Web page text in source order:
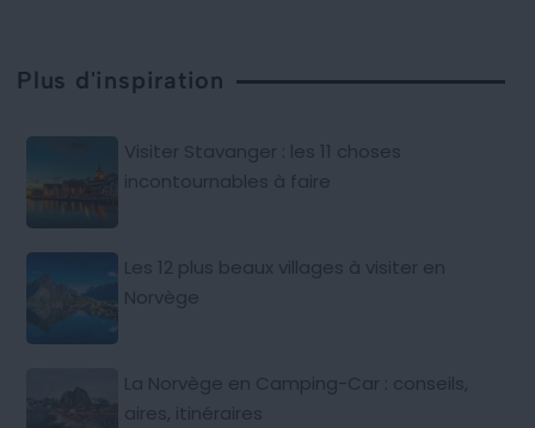
Plus d'inspiration
Visiter Stavanger : les 11 choses
incontournables à faire
Les 12 plus beaux villages à visiter en
Norvège
La Norvège en Camping-Car : conseils,
aires, itinéraires